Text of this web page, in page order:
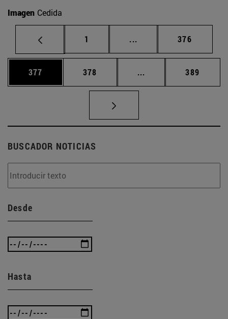
Imagen Cedida
Página
1 ... Páginas intermedias
Página
376
Página
377 Página
378 ... Páginas intermedias
Página
389
BUSCADOR NOTICIAS
Desde
Hasta